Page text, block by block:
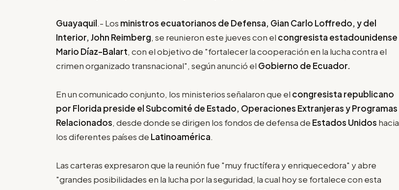
Guayaquil.- Los ministros ecuatorianos de Defensa, Gian Carlo Loffredo, y del
Interior, John Reimberg, se reunieron este jueves con el congresista estadounidense
Mario Díaz-Balart, con el objetivo de "fortalecer la cooperación en la lucha contra el
crimen organizado transnacional", según anunció el Gobierno de Ecuador.
En un comunicado conjunto, los ministerios señalaron que el congresista republicano
por Florida preside el Subcomité de Estado, Operaciones Extranjeras y Programas
Relacionados, desde donde se dirigen los fondos de defensa de Estados Unidos hacia
los diferentes países de Latinoamérica.
Las carteras expresaron que la reunión fue "muy fructífera y enriquecedora" y abre
"grandes posibilidades en la lucha por la seguridad, la cual hoy se fortalece con esta